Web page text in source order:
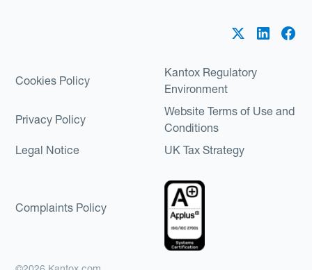
Cookies Policy
Kantox Regulatory
Environment
Privacy Policy
Website Terms of Use and
Conditions
Legal Notice
UK Tax Strategy
Complaints Policy